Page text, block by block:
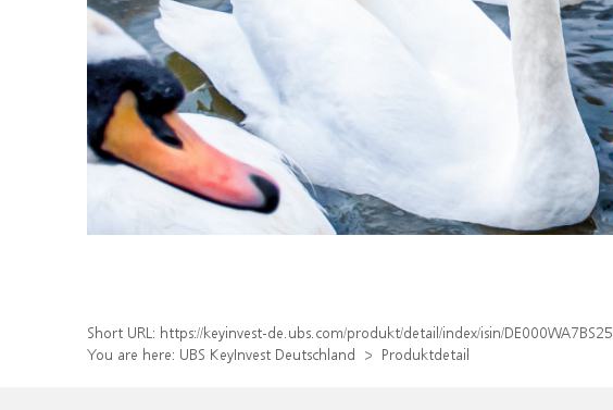
Short URL: https://keyinvest-de.ubs.com/produkt/detail/index/isin/DE000WA7BS25
You are here: UBS KeyInvest Deutschland Produktdetail